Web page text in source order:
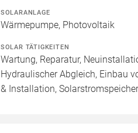
SOLARANLAGE
Wärmepumpe, Photovoltaik
SOLAR TÄTIGKEITEN
Wartung, Reparatur,
Hydraulischer Abgleich, Einbau
& Installation,